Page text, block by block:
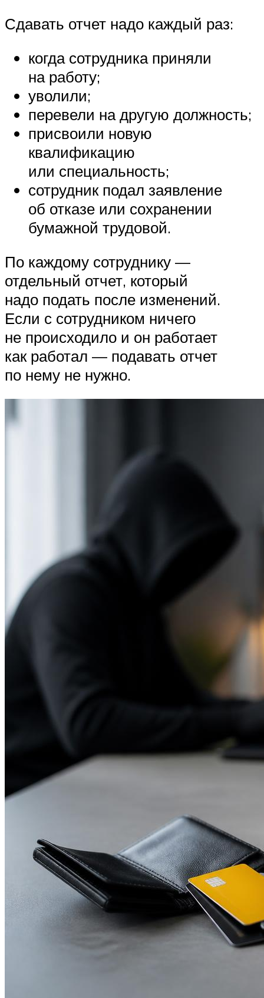
Сдавать отчет надо каждый раз:
когда сотрудника приняли
на работу;
уволили;
перевели на другую должность;
присвоили новую
квалификацию
или специальность;
сотрудник подал заявление
об отказе или сохранении
бумажной трудовой.
По каждому сотруднику —
отдельный отчет, который
надо подать после изменений.
Если с сотрудником ничего
не происходило и он работает
как работал — подавать отчет
по нему не нужно.